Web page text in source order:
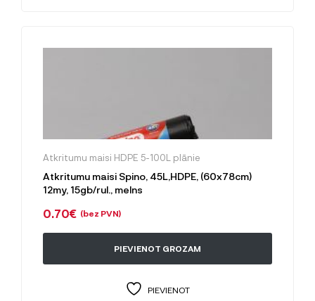
Atkritumu maisi HDPE 5-100L plānie
Atkritumu maisi Spino, 45L,HDPE, (60x78cm)
12my, 15gb/rul., melns
0.70€ (bez PVN)
PIEVIENOT GROZAM
PIEVIENOT